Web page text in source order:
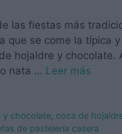
las fiestas más
que se come la típica
hojaldre y chocolate.
nata … Leer más
y chocolate coca de
de pastelería casera